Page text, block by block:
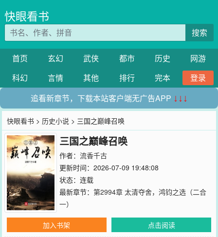
快眼看书
搜索
首页 玄幻 武侠 都市 历史
网游
科幻
言情 其他 排行 完本
登录
追看新章节，下载本站客户端无广告APP ↓↓↓
快眼看书 > 历史小说 > 三国之巅峰召唤
三国之巅峰召唤
作者： 流香千古
更新时间：2026-07-09 19:48:08
状态：连载
最新章节： 第2994章 太清夺舍，鸿钧之选（二合
一）
加入书架
点击阅读